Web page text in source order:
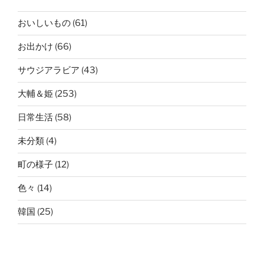
おいしいもの (61)
お出かけ (66)
サウジアラビア (43)
大輔＆姫 (253)
日常生活 (58)
未分類 (4)
町の様子 (12)
色々 (14)
韓国 (25)